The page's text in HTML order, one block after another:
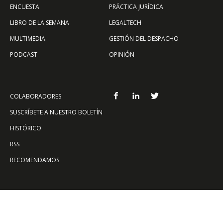
ENCUESTA
LIBRO DE LA SEMANA
MULTIMEDIA
PODCAST
PRÁCTICA JURÍDICA
LEGALTECH
GESTIÓN DEL DESPACHO
OPINIÓN
COLABORADORES
SUSCRÍBETE A NUESTRO BOLETÍN
HISTÓRICO
RSS
RECOMENDAMOS